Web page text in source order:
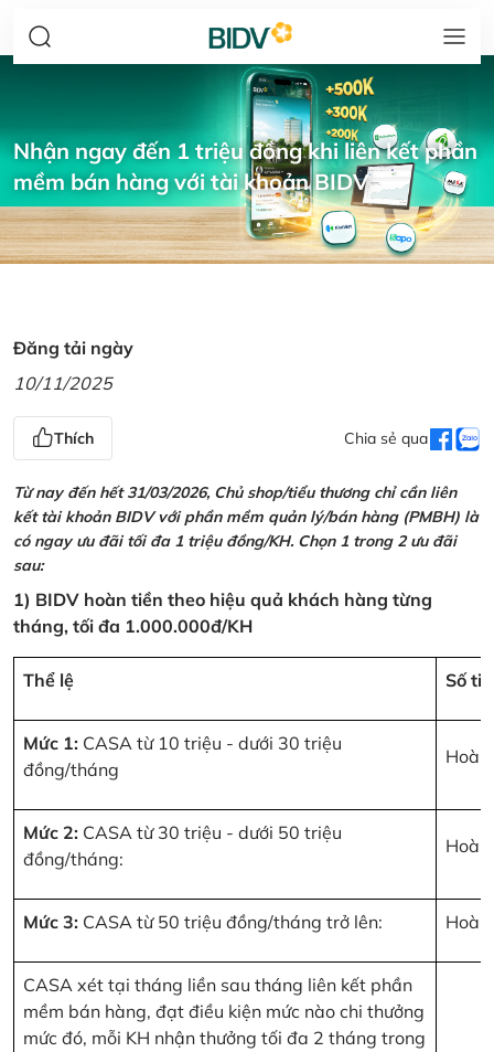
Nhận ngay đến 1 triệu đồng khi liên kết phần
mềm bán hàng với tài khoản BIDV
Đăng tải ngày
10/11/2025
Thích Chia sẻ qua
Từ nay đến hết 31/03/2026, Chủ shop/tiểu thương chỉ cần liên
kết tài khoản BIDV với phần mềm quản lý/bán hàng (PMBH) là
có ngay ưu đãi tối đa 1 triệu đồng/KH. Chọn 1 trong 2 ưu đãi
sau:
1) BIDV hoàn tiền theo hiệu quả khách hàng từng
tháng, tối đa 1.000.000đ/KH
Thể lệ Số
Mức 1: CASA từ 10 triệu - dưới 30 triệu
đồng/tháng
Mức 2: CASA từ 30 triệu - dưới 50 triệu
đồng/tháng:
Mức 3: CASA từ 50 triệu đồng/tháng trở lên:
CASA xét tại tháng liền sau tháng liên kết phần
mềm bán hàng, đạt điều kiện mức nào chi thưởng
mức đó, mỗi KH nhận thưởng tối đa 2 tháng trong